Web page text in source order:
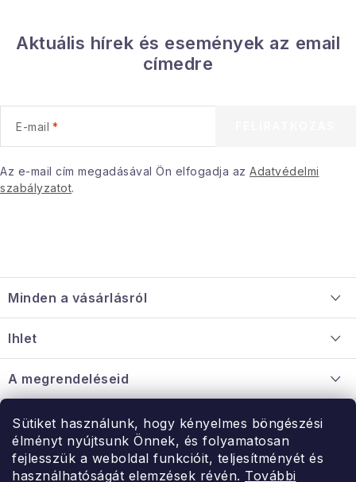
Sütiket használunk, hogy kényelmes böngészési
élményt nyújtsunk Önnek, és folyamatosan
fejlesszük a weboldal funkcióit, teljesítményét és
használhatóságát elemzések révén. További
Karácsonyi esemény
Januári akció
Veľkoobchodná spolupráca
Érintkezés
Rólunk
Aktuális hírek és események az email
címedre
E-mail
Az e-mail cím megadásával Ön elfogadja az Adatvédelmi
szabályzatot.
á
b
é
c
Minden a vásárlásról
Információ a mellékletről
Nagykereskedelmi együttműködés
Ihlet
A megrendeléseid
Érintkezés
Rendelésem
Érintkezés
Hé-Pé: 9:00-15:00